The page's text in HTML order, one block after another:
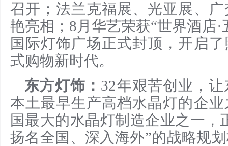
召开；法兰克福展、光亚展、
艳亮相；8月华艺荣获“世界酒店
国际灯饰广场正式封顶，开启
式购物新时代。
东方灯饰： 32年艰苦创业，
本土最早生产高档水晶灯的企
国最大的水晶灯制造企业之一，
扬名全国、深入海外”的战略规